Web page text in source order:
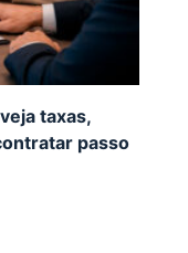
taxas,
passo